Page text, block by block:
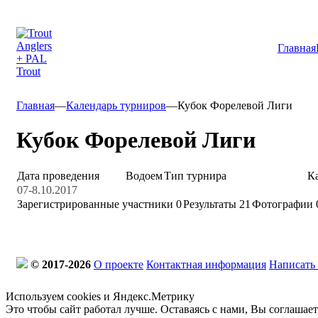
Главная
Главная—Календарь турниров—Кубок Форелевой Лиги
Кубок Форелевой Лиги
Дата проведения ВодоемТип турнира
07-8.10.2017
Зарегистрированные участники 0Результаты 21 Фотографии
© 2017-2026 О проекте Контактная информация
Используем cookies и Яндекс.Метрику
Это чтобы сайт работал лучше. Оставаясь с нами, Вы